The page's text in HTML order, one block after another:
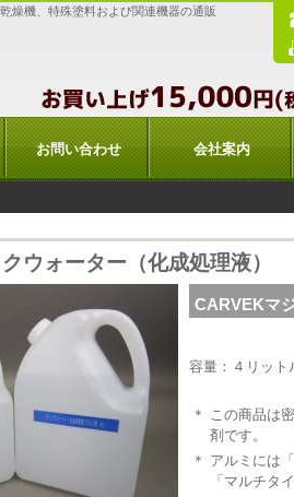
燥機、特殊塗料および関連機器の通販
お問い合わせ 会社案内
ウォーター（化成処理液）
CARVEKマ
容量：４リット
＊ この商品は
剤です。
＊ アルミには
「マルチタ